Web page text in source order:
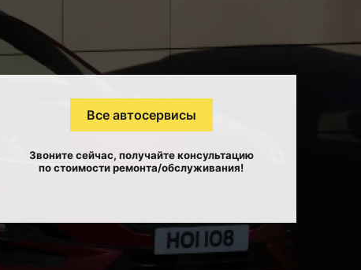
Все автосервисы
Звоните сейчас, получайте консультацию
по стоимости ремонта/обслуживания!